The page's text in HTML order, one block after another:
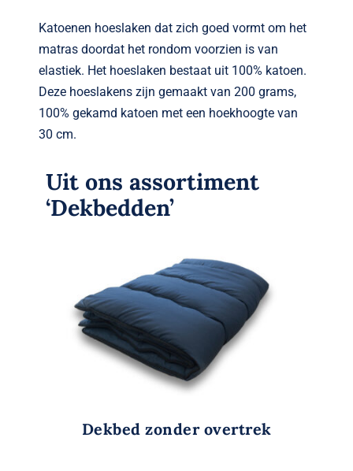
Katoenen hoeslaken dat zich goed vormt om het
matras doordat het rondom voorzien is van
elastiek. Het hoeslaken bestaat uit 100% katoen.
Deze hoeslakens zijn gemaakt van 200 grams,
100% gekamd katoen met een hoekhoogte van
30 cm.
Uit ons assortiment
‘Dekbedden’
Dekbed zonder overtrek